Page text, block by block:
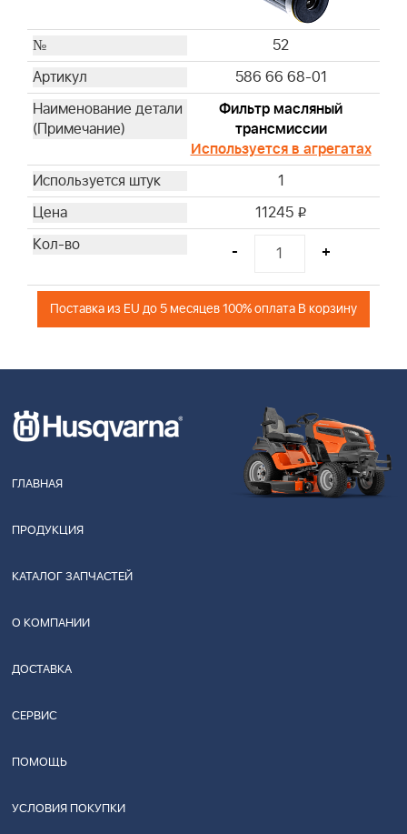
52
586 66 68-01
Фильтр масляный
трансмиссии
Используется в агрегатах
1
11245 i
- +
Поставка из EU до 5 месяцев 100% оплата В корзину
ГЛАВНАЯ
ПРОДУКЦИЯ
КАТАЛОГ ЗАПЧАСТЕЙ
О КОМПАНИИ
ДОСТАВКА
СЕРВИС
ПОМОЩЬ
УСЛОВИЯ ПОКУПКИ